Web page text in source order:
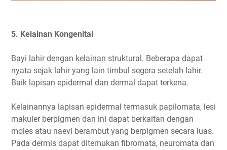
5. Kelainan Kongenital
Bayi lahir dengan kelainan struktural. Beberapa dapat
nyata sejak lahir yang lain timbul segera setelah lahir.
Baik lapisan epidermal dan dermal dapat terkena.
Kelainannya lapisan epidermal termasuk papilomata, lesi
makuler berpigmen dan ini dapat berkaitan dengan
moles atau naevi berambut yang berpigmen secara luas.
Pada dermis dapat ditemukan fibromata, neuromata dan